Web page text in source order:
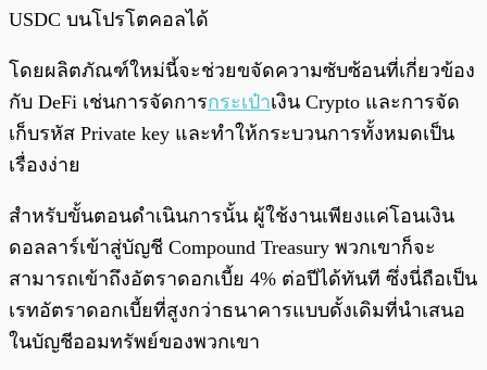
USDC บนโปรโตคอลได้
โดยผลิตภัณฑ์ใหม่นี้จะช่วยขจัดความซับซ้อนที่เกี่ยวข้อง
กับ DeFi เช่นการจัดการกระเป๋าเงิน Crypto และการจัด
เก็บรหัส Private key และทำให้กระบวนการทั้งหมดเป็น
เรื่องง่าย
สำหรับขั้นตอนดำเนินการนั้น ผู้ใช้งานเพียงแค่โอนเงิน
ดอลลาร์เข้าสู่บัญชี Compound Treasury พวกเขาก็จะ
สามารถเข้าถึงอัตราดอกเบี้ย 4% ต่อปีได้ทันที ซึ่งนี่ถือเป็น
เรทอัตราดอกเบี้ยที่สูงกว่าธนาคารแบบดั้งเดิมที่นำเสนอ
ในบัญชีออมทรัพย์ของพวกเขา